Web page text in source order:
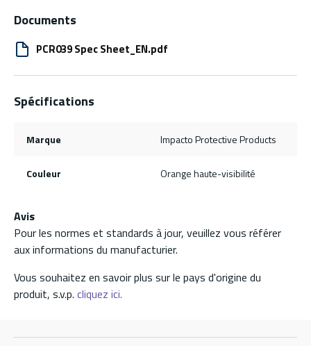
Documents
PCR039 Spec Sheet_EN.pdf
Spécifications
Marque Impacto Protective Products
Couleur Orange haute-visibilité
Avis
Pour les normes et standards à jour, veuillez vous référer
aux informations du manufacturier.
Vous souhaitez en savoir plus sur le pays d'origine du
produit, s.v.p. cliquez ici.